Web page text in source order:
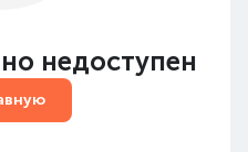
недоступен